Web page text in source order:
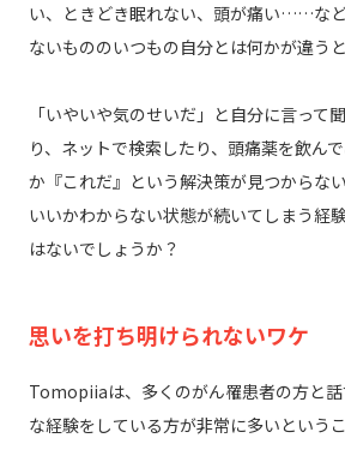
い、ときどき眠れない、頭が痛い……な
ないもののいつもの自分とは何かが違う
「いやいや気のせいだ」と自分に言って
り、ネットで検索したり、頭痛薬を飲
か『これだ』という解決策が見つからな
いいかわからない状態が続いてしまう経
はないでしょうか？
思いを打ち明けられないワケ
Tomopiiaは、多くのがん罹患者の方と話
な経験をしている方が非常に多いという